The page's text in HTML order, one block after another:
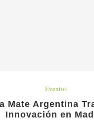
Eventos
Mate Argentina
Innovación en